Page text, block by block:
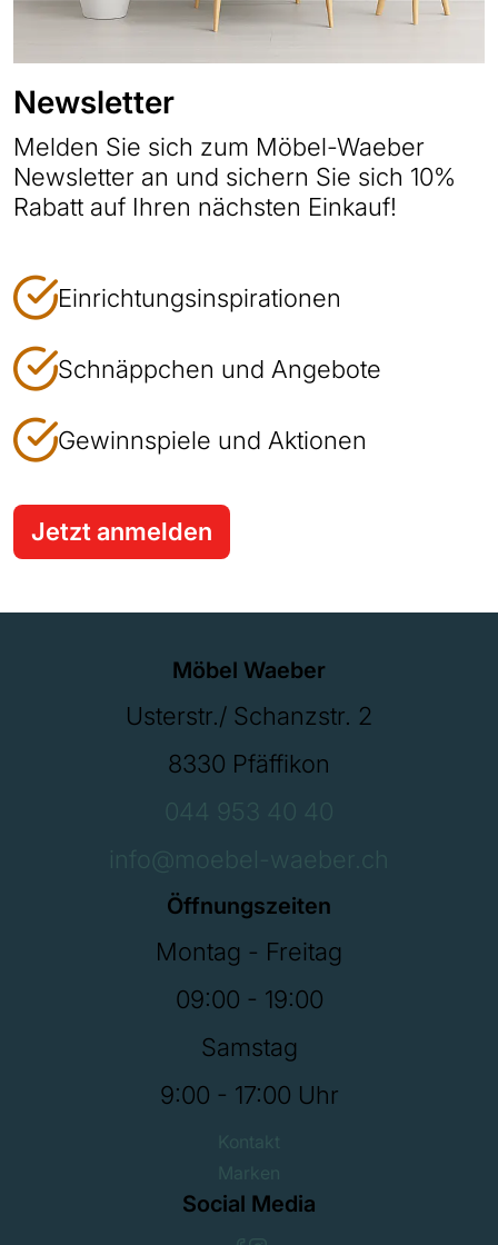
Newsletter
Melden Sie sich zum Möbel-Waeber
Newsletter an und sichern Sie sich 10%
Rabatt auf Ihren nächsten Einkauf!
Einrichtungsinspirationen
Schnäppchen und Angebote
Gewinnspiele und Aktionen
Jetzt anmelden
Möbel Waeber
Usterstr./ Schanzstr. 2
8330 Pfäffikon
044 953 40 40
info@moebel-waeber.ch
Öffnungszeiten
Montag - Freitag
09:00 - 19:00
Samstag
9:00 - 17:00 Uhr
Kontakt
Marken
Social Media